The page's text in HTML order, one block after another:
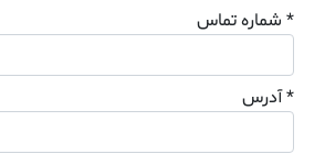
* شماره تماس
* آدرس